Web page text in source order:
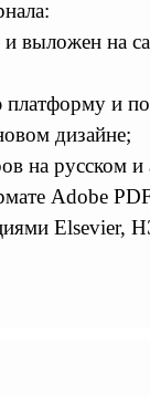
выложен на
и
дизайне;
на русском
Adobe